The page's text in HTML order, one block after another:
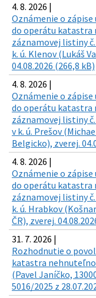
4. 8. 2026 |
Oznámenie o
do operátu katastra
záznamovej listiny
k. ú. Klenov (Lukáš
04.08.2026 (266,8 kB)
4. 8. 2026 |
Oznámenie o
do operátu katastra
záznamovej listiny
v k. ú. Prešov
Belgicko), zverej.
4. 8. 2026 |
Oznámenie o
do operátu katastra
záznamovej listiny
k. ú. Hrabkov
ČR), zverej.
31. 7. 2026 |
Rozhodnutie o
katastra
(Pavel Janíčko,
5016/2025 z